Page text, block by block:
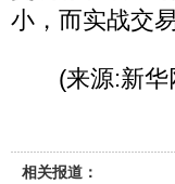
小，而实战交
(来源:新华
相关报道：